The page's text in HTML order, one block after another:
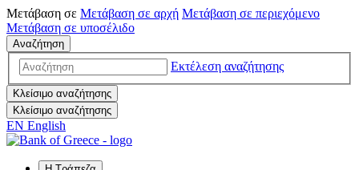
Μετάβαση σε Μετάβαση σε αρχή Μετάβαση σε περιεχόμενο
Μετάβαση σε υποσέλιδο
Αναζήτηση
Εκτέλεση αναζήτησης
Κλείσιμο αναζήτησης
Κλείσιμο αναζήτησης
EN English